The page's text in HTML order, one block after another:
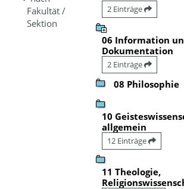
Fakultät /
Sektion
2 Einträge
06 Information
Dokumentation
2 Einträge
08 Philosophie
10
allgemein
12 Einträge
11 Theologie,